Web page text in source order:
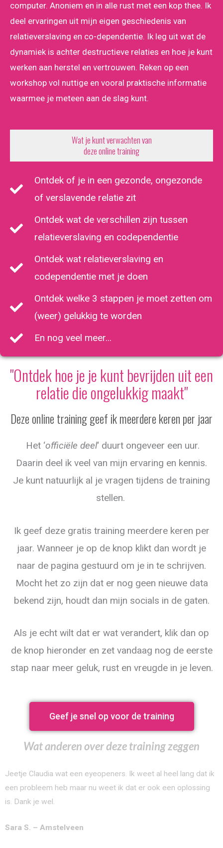
computer. Anoniem en in alle rust met een kop thee. Ik
deel ervaringen uit mijn eigen geschiedenis van
relatieverslaving en co-dependentie. Ik leg uit wat de
dynamiek is achter destructieve relaties en hoe je kunt
werken aan herstel en vertrouwen. Reken op een
workshop vol nuttige en vooral praktische informatie
waarmee je meteen aan de slag kunt.
Wat je kunt verwachten van
deze online training
Ontdek of je in een gezonde, ongezonde
of verslavende relatie zit
Ontdek wat de verschillen zijn tussen
relatieverslaving en codependentie
Ontdek wat relatieverslaving en
codependentie met je doen
Ontdek welke 3 stappen je moet zetten om
(weer) gelukkig te worden
En nog veel meer...
"Ontdek hoe je je kunt bevrijden uit een
relatie die ongelukkig maakt"
Deze online training geef ik meerdere keren per jaar
Het ‘officiële deel‘ duurt ongeveer een uur.
Daarin deel ik veel van mijn ervaring en kennis.
Je kunt natuurlijk al je vragen tijdens de training
stellen.
Ik geef deze gratis training meerdere keren per
jaar. Wanneer je op de knop klikt dan wordt je
naar de pagina gestuurd om je in te schrijven.
Mocht het zo zijn dat er nog geen nieuwe data
bekend zijn, houdt dan mijn socials in de gaten.
Als je echt wilt dat er wat verandert, klik dan op
de knop hieronder en zet vandaag nog de eerste
stap naar meer geluk, rust en vreugde in je leven.
Geef je snel op voor de training
Wat anderen over deze training zeggen
Jeetje Claudia wat een eyeopeners. Ik weet al heel lang dat ik
een probleem heb maar nu weet ik dat er ook een oplossing
is. Dank je wel.
Sara S. – Amstelveen